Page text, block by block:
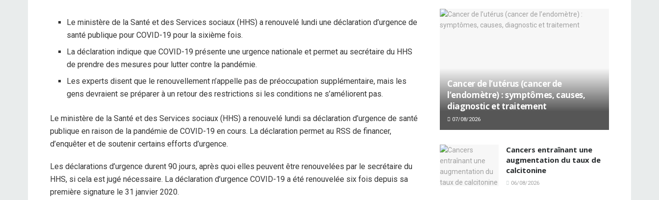
Le ministère de la Santé et des Services sociaux (HHS) a renouvelé lundi une déclaration d’urgence de
santé publique pour COVID-19 pour la sixième fois.
La déclaration indique que COVID-19 présente une urgence nationale et permet au secrétaire du HHS
de prendre des mesures pour lutter contre la pandémie.
Les experts disent que le renouvellement n’appelle pas de préoccupation supplémentaire, mais les
gens devraient se préparer à un retour des restrictions si les conditions ne s’améliorent pas.
Le ministère de la Santé et des Services sociaux (HHS) a renouvelé lundi sa déclaration d’urgence de santé
publique en raison de la pandémie de COVID-19 en cours. La déclaration permet au RSS de financer,
d’enquêter et de soutenir certains efforts d’urgence.
Les déclarations d’urgence durent 90 jours, après quoi elles peuvent être renouvelées par le secrétaire du
HHS, si cela est jugé nécessaire. La déclaration d’urgence COVID-19 a été renouvelée six fois depuis sa
première signature le 31 janvier 2020.
Cancer de l’utérus (cancer de
l’endomètre) : symptômes, causes,
diagnostic et traitement
07/08/2026
Cancers entraînant une
augmentation du taux de
calcitonine
06/08/2026